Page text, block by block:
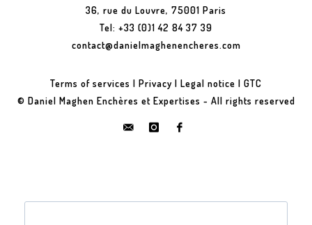
36, rue du Louvre, 75001 Paris
Tel: +33 (0)1 42 84 37 39
contact@danielmaghenencheres.com
Terms of services | Privacy | Legal notice | GTC
© Daniel Maghen Enchères et Expertises - All rights reserved